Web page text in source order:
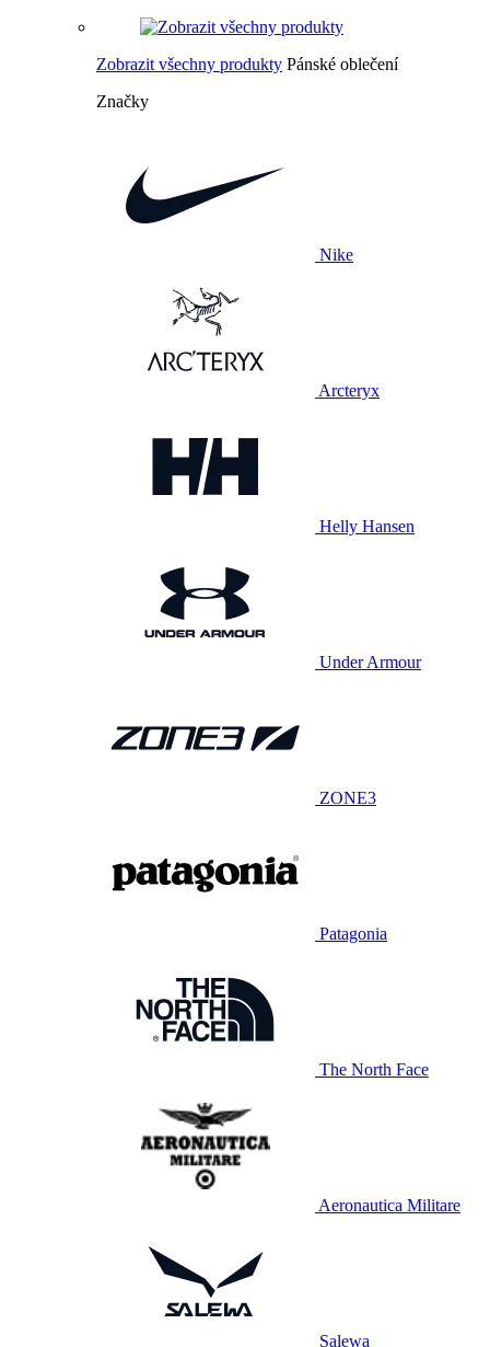
Zobrazit všechny produkty Pánské oblečení
Značky
Nike
Arcteryx
Helly Hansen
Under Armour
ZONE3
Patagonia
The North Face
Aeronautica Militare
Salewa